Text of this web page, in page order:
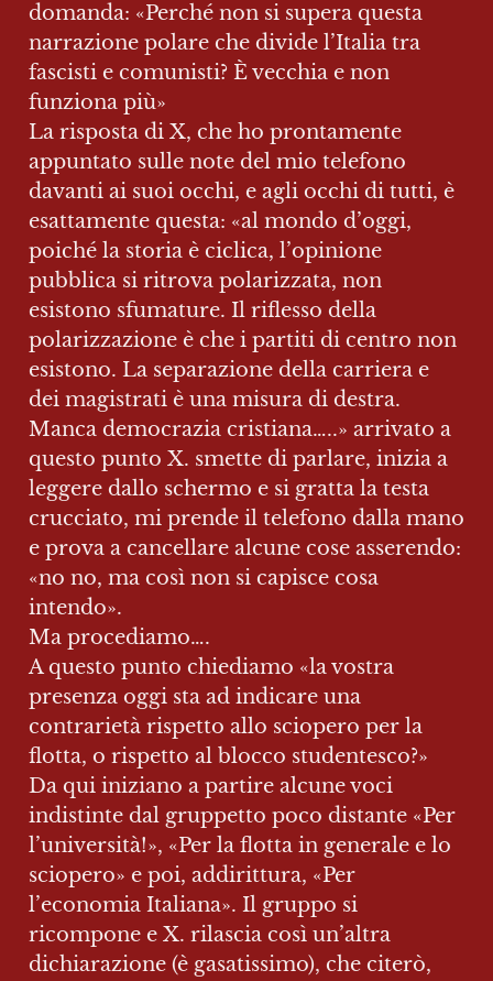
domanda: «Perché non si supera questa
narrazione polare che divide l’Italia tra
fascisti e comunisti? È vecchia e non
funziona più»
La risposta di X, che ho prontamente
appuntato sulle note del mio telefono
davanti ai suoi occhi, e agli occhi di tutti, è
esattamente questa: «al mondo d’oggi,
poiché la storia è ciclica, l’opinione
pubblica si ritrova polarizzata, non
esistono sfumature. Il riflesso della
polarizzazione è che i partiti di centro non
esistono. La separazione della carriera e
dei magistrati è una misura di destra.
Manca democrazia cristiana…..» arrivato a
questo punto X. smette di parlare, inizia a
leggere dallo schermo e si gratta la testa
crucciato, mi prende il telefono dalla mano
e prova a cancellare alcune cose asserendo:
«no no, ma così non si capisce cosa
intendo».
Ma procediamo….
A questo punto chiediamo «la vostra
presenza oggi sta ad indicare una
contrarietà rispetto allo sciopero per la
flotta, o rispetto al blocco studentesco?»
Da qui iniziano a partire alcune voci
indistinte dal gruppetto poco distante «Per
l’università!», «Per la flotta in generale e lo
sciopero» e poi, addirittura, «Per
l’economia Italiana». Il gruppo si
ricompone e X. rilascia così un’altra
dichiarazione (è gasatissimo), che citerò,